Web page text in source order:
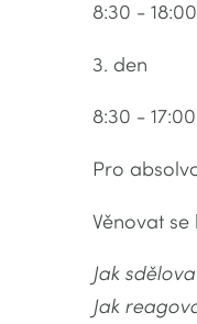
8:30 - 18:00
3. den
8:30 - 17:00
Pro
Věnovat
Jak
Jak